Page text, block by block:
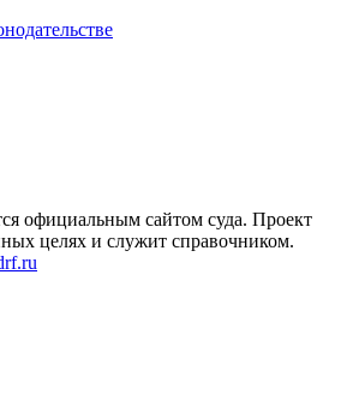
официальным сайтом суда. Проект
целях и служит справочником.